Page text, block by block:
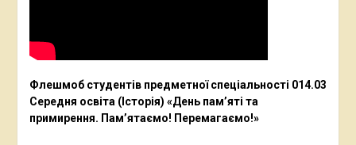
Флешмоб студентів предметної спеціальності 014.03
Середня освіта (Історія) «День пам’яті та
примирення. Пам’ятаємо! Перемагаємо!»